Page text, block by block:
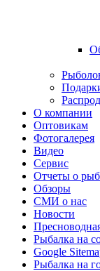
О компании
Оптовикам
Фотогалерея
Видео
Сервис
Отчеты о
Обзоры
СМИ о нас
Новости
Рыбалка на
Google
Рыбалка на